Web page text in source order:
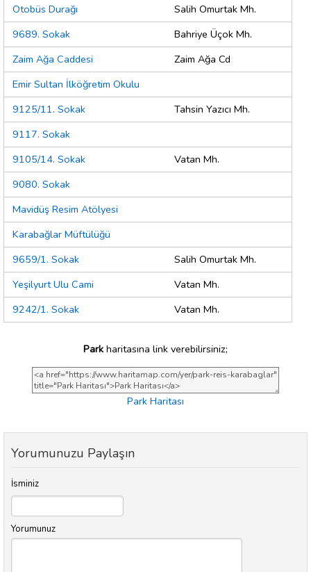
Otobüs Durağı
Salih Omurtak Mh.
9689. Sokak
Bahriye Üçok Mh.
Zaim Ağa Caddesi
Zaim Ağa Cd
Emir Sultan İlköğretim Okulu
9125/11. Sokak
Tahsin Yazıcı Mh.
9117. Sokak
9105/14. Sokak
Vatan Mh.
9080. Sokak
Mavidüş Resim Atölyesi
Karabağlar Müftülüğü
9659/1. Sokak
Salih Omurtak Mh.
Yeşilyurt Ulu Cami
Vatan Mh.
9242/1. Sokak
Vatan Mh.
Park haritasına link verebilirsiniz;
Park Haritası
Yorumunuzu Paylaşın
İsminiz
Yorumunuz